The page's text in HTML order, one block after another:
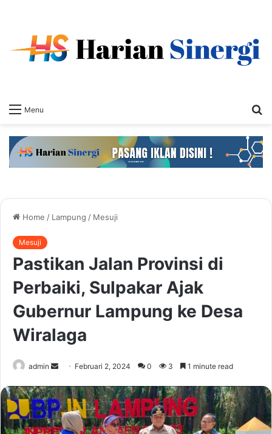
Menu
Home / Lampung / Mesuji
Mesuji
Pastikan Jalan Provinsi di
Perbaiki, Sulpakar Ajak
Gubernur Lampung ke Desa
Wiralaga
admin
Send
email
Februari 2, 2024 0 3 1 minute read